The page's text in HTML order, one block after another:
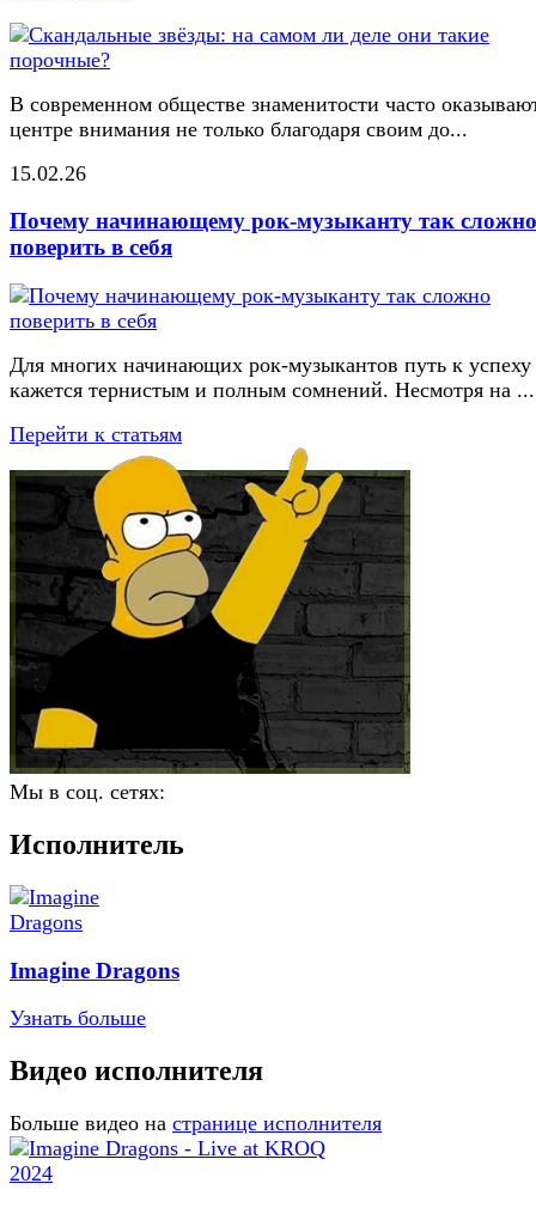
В современном обществе знаменитости часто
центре внимания не только благодаря своим до...
15.02.26
Почему начинающему рок-музыканту так сложно
поверить в себя
Для многих начинающих рок-музыкантов путь к успеху
кажется тернистым и полным сомнений. Несмотря на ...
Перейти к статьям
Мы в соц. сетях:
Исполнитель
Imagine Dragons
Узнать больше
Видео исполнителя
Больше видео на странице исполнителя